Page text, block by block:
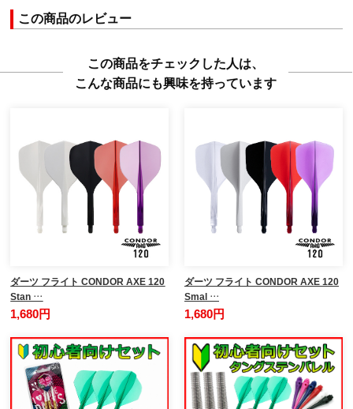
この商品のレビュー
この商品をチェックした人は、
こんな商品にも興味を持っています
ダーツ フライト CONDOR AXE 120
Stan …
1,680円
ダーツ フライト CONDOR AXE 120
Smal …
1,680円